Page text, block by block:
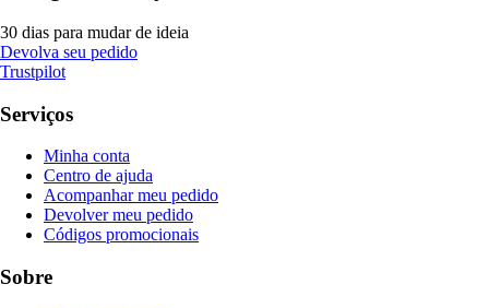
30 dias para mudar de ideia
Devolva seu pedido
Trustpilot
Serviços
Minha conta
Centro de ajuda
Acompanhar meu pedido
Devolver meu pedido
Códigos promocionais
Sobre